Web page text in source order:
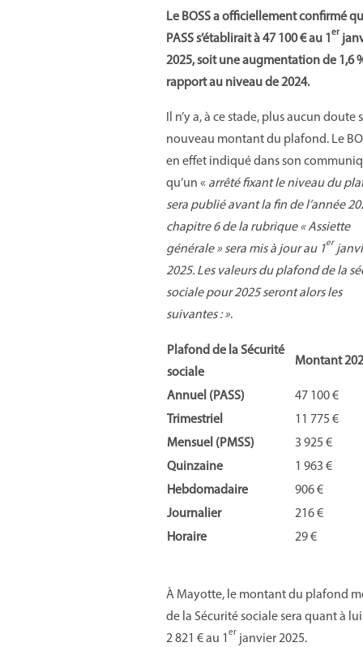
Le BOSS a officiellement confirmé
PASS s’établirait à 47 100 € au 1er
2025, soit une augmentation de 1,6
rapport au niveau de 2024.
Il n’y a, à ce stade, plus aucun doute
nouveau montant du plafond. Le
en effet indiqué dans son
qu’un « arrêté fixant le niveau du
sera publié avant la fin de l’année
chapitre 6 de la rubrique « Assiette
générale » sera mis à jour au 1er
2025. Les valeurs du plafond de la
sociale pour 2025 seront alors les
suivantes : ».
Plafond de la Sécurité
sociale
Montant
Annuel (PASS)
47 100 €
Trimestriel
11 775 €
Mensuel (PMSS)
3 925 €
Quinzaine
1 963 €
Hebdomadaire
906 €
Journalier
216 €
Horaire
29 €
À Mayotte, le montant du plafond
de la Sécurité sociale sera quant à
2 821 € au 1 er janvier 2025.